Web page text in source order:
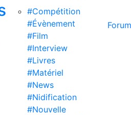
#Compétition
#Évènement
#Film
#Interview
#Livres
#Matériel
#News
#Nidification
#Nouvelle
Forum